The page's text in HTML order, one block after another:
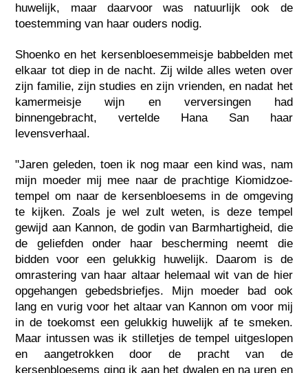
huwelijk, maar daarvoor was natuurlijk ook de
toestemming van haar ouders nodig.
Shoenko en het kersenbloesemmeisje babbelden met
elkaar tot diep in de nacht. Zij wilde alles weten over
zijn familie, zijn studies en zijn vrienden, en nadat het
kamermeisje wijn en verversingen had
binnengebracht, vertelde Hana San haar
levensverhaal.
"Jaren geleden, toen ik nog maar een kind was, nam
mijn moeder mij mee naar de prachtige Kiomidzoe-
tempel om naar de kersenbloesems in de omgeving
te kijken. Zoals je wel zult weten, is deze tempel
gewijd aan Kannon, de godin van Barmhartigheid, die
de geliefden onder haar bescherming neemt die
bidden voor een gelukkig huwelijk. Daarom is de
omrastering van haar altaar helemaal wit van de hier
opgehangen gebedsbriefjes. Mijn moeder bad ook
lang en vurig voor het altaar van Kannon om voor mij
in de toekomst een gelukkig huwelijk af te smeken.
Maar intussen was ik stilletjes de tempel uitgeslopen
en aangetrokken door de pracht van de
kersenbloesems ging ik aan het dwalen en na uren en